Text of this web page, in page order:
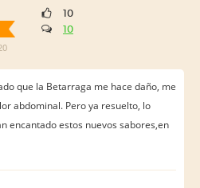
10
10
que la Betarraga me hace daño, me
abdominal. Pero ya resuelto, lo
encantado estos nuevos sabores,en